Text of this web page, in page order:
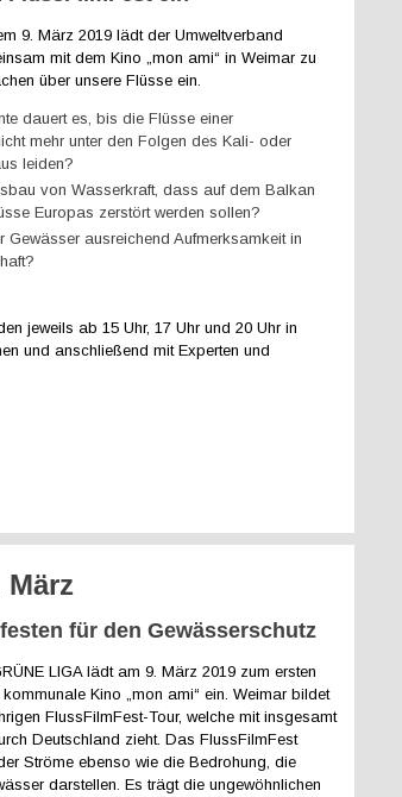
9. März 2019 lädt der Umweltverband
mit dem Kino „mon ami“ in Weimar zu
über unsere Flüsse ein.
dauert es, bis die Flüsse einer
mehr unter den Folgen des Kali- oder
leiden?
von Wasserkraft, dass auf dem Balkan
Europas zerstört werden sollen?
Gewässer ausreichend Aufmerksamkeit in
jeweils ab 15 Uhr, 17 Uhr und 20 Uhr in
und anschließend mit Experten und
März
für den Gewässerschutz
LIGA lädt am 9. März 2019 zum ersten
Kino „mon ami“ ein. Weimar bildet
FlussFilmFest-Tour, welche mit insgesamt
Deutschland zieht. Das FlussFilmFest
Ströme ebenso wie die Bedrohung, die
darstellen. Es trägt die ungewöhnlichen